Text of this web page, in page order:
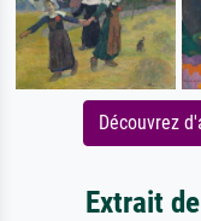
Découvrez
Extrait